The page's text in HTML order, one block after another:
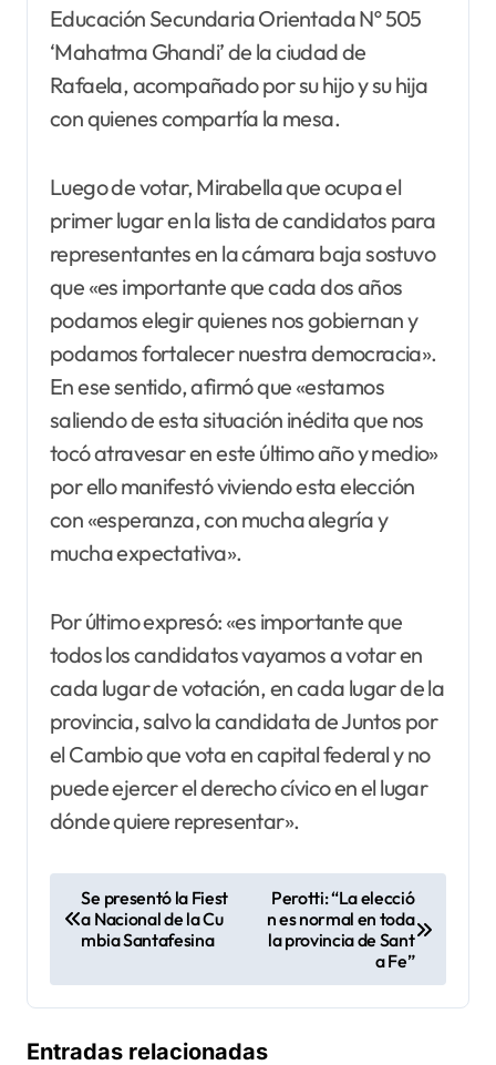
Educación Secundaria Orientada Nº 505
‘Mahatma Ghandi’ de la ciudad de
Rafaela, acompañado por su hijo y su hija
con quienes compartía la mesa.
Luego de votar, Mirabella que ocupa el
primer lugar en la lista de candidatos para
representantes en la cámara baja sostuvo
que «es importante que cada dos años
podamos elegir quienes nos gobiernan y
podamos fortalecer nuestra democracia».
En ese sentido, afirmó que «estamos
saliendo de esta situación inédita que nos
tocó atravesar en este último año y medio»
por ello manifestó viviendo esta elección
con «esperanza, con mucha alegría y
mucha expectativa».
Por último expresó: «es importante que
todos los candidatos vayamos a votar en
cada lugar de votación, en cada lugar de la
provincia, salvo la candidata de Juntos por
el Cambio que vota en capital federal y no
puede ejercer el derecho cívico en el lugar
dónde quiere representar».
e
g
Se presentó la Fiest
a Nacional de la Cu
mbia Santafesina
Perotti: “La elecció
n es normal en toda
la provincia de Sant
a Fe”
Entradas relacionadas